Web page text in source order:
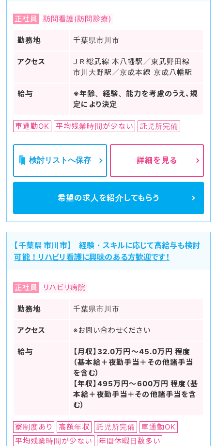
正社員 訪問看護(訪問診療)
勤務地 千葉県市川市
アクセス
ＪＲ総武線 本八幡駅／東武野田線
市川大野駅／京成本線 京成八幡駅
給与
※年齢、経験、能力を考慮のうえ、規
定により決定
車通勤OK 平均残業時間が少ない 託児所完備
検討リストへ保存 詳細を見る
希望の求人を紹介してもらう
【千葉県 市川市】 経験・スキルに応じて高給与も検討
可能！リハビリ看護に興味のある方歓迎です！
正社員 リハビリ病院
勤務地 千葉県市川市
アクセス ※お問い合わせください
給与
【月収】32.0万円～45.0万円 程度
（基本給＋夜勤手当＋その他諸手当
を含む）
【年収】495万円～600万円 程度（基
本給＋夜勤手当＋その他諸手当を含
む）
寮制度あり 高額年収 託児所完備
車通勤OK
平均残業時間が少ない
年間休暇日数多い